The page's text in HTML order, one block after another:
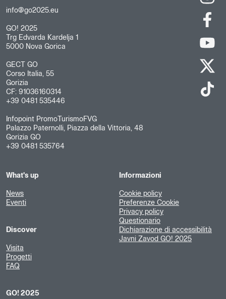
info@go2025.eu
GO! 2025
Trg Edvarda Kardelja 1
5000 Nova Gorica
GECT GO
Corso Italia, 55
Gorizia
CF: 91036160314
+39 0481 535446
Infopoint PromoTurismoFVG
Palazzo Paternolli, Piazza della Vittoria, 48
Gorizia GO
+39 0481 535764
What's up
News
Eventi
Discover
Visita
Progetti
FAQ
GO! 2025
Informazioni
Cookie policy
Preferenze Cookie
Privacy policy
Questionario
Dichiarazione di accessibilità
Javni Zavod GO! 2025